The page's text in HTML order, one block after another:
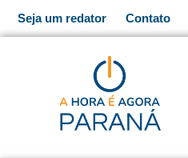
para
Seja um redator Contato